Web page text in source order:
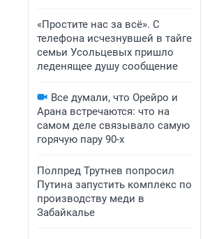
«Простите нас за всё». С
телефона исчезнувшей в тайге
семьи Усольцевых пришло
леденящее душу сообщение
Все думали, что Орейро и
Арана встречаются: что на
самом деле связывало самую
горячую пару 90-х
Полпред Трутнев попросил
Путина запустить комплекс по
производству меди в
Забайкалье